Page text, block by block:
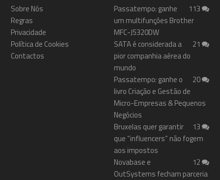
Sobre Nós
Regras
Privacidade
Política de Cookies
Contactos
113
Passatempo: ganhe
um multifunções Brother
MFC-J5320DW
21
SATA é considerada a
pior companhia aérea do
mundo
20
Passatempo: ganhe o
livro Criação e Gestão de
Micro-Empresas & Pequenos
Negócios
13
Bruxelas quer garantir
que “influencers” não fogem
aos impostos
12
Novabase e
OutSystems fecham parceria